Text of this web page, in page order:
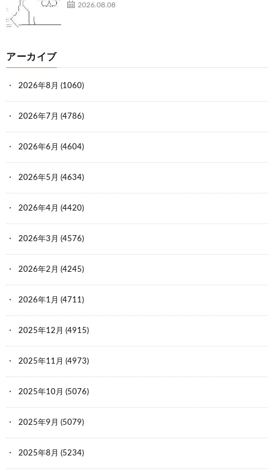
2026.08.08
アーカイブ
2026年8月 (1060)
2026年7月 (4786)
2026年6月 (4604)
2026年5月 (4634)
2026年4月 (4420)
2026年3月 (4576)
2026年2月 (4245)
2026年1月 (4711)
2025年12月 (4915)
2025年11月 (4973)
2025年10月 (5076)
2025年9月 (5079)
2025年8月 (5234)